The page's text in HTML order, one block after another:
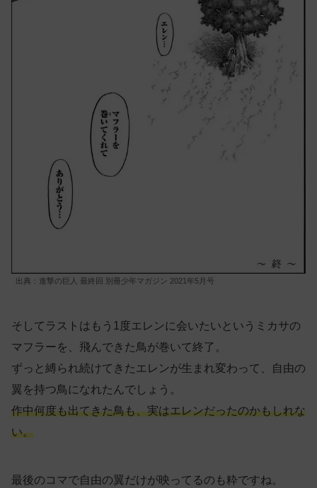
出典：進撃の巨人 最終回 別冊少年マガジン 2021年5月号
そしてラストはもう1度エレンに会いたいというミカサの
マフラーを、飛んできた鳥が巻いて終了。
ずっと縛られ続けてきたエレンが生まれ変わって、自由の
翼を持つ鳥になれたんでしょう。
作中何度も出てきた鳥も、実はエレンだったのかもしれな
い。
最後のコマで自由の翼だけが映ってるのも粋ですね。